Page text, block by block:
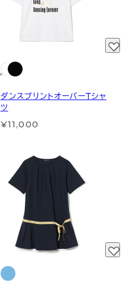
ダンスプリントオーバーＴシャ
ツ
¥11,000